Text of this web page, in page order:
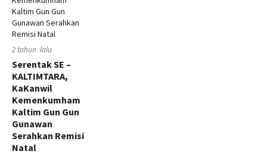
2 tahun lalu
Serentak SE –
KALTIMTARA,
KaKanwil
Kemenkumham
Kaltim Gun Gun
Gunawan
Serahkan Remisi
Natal